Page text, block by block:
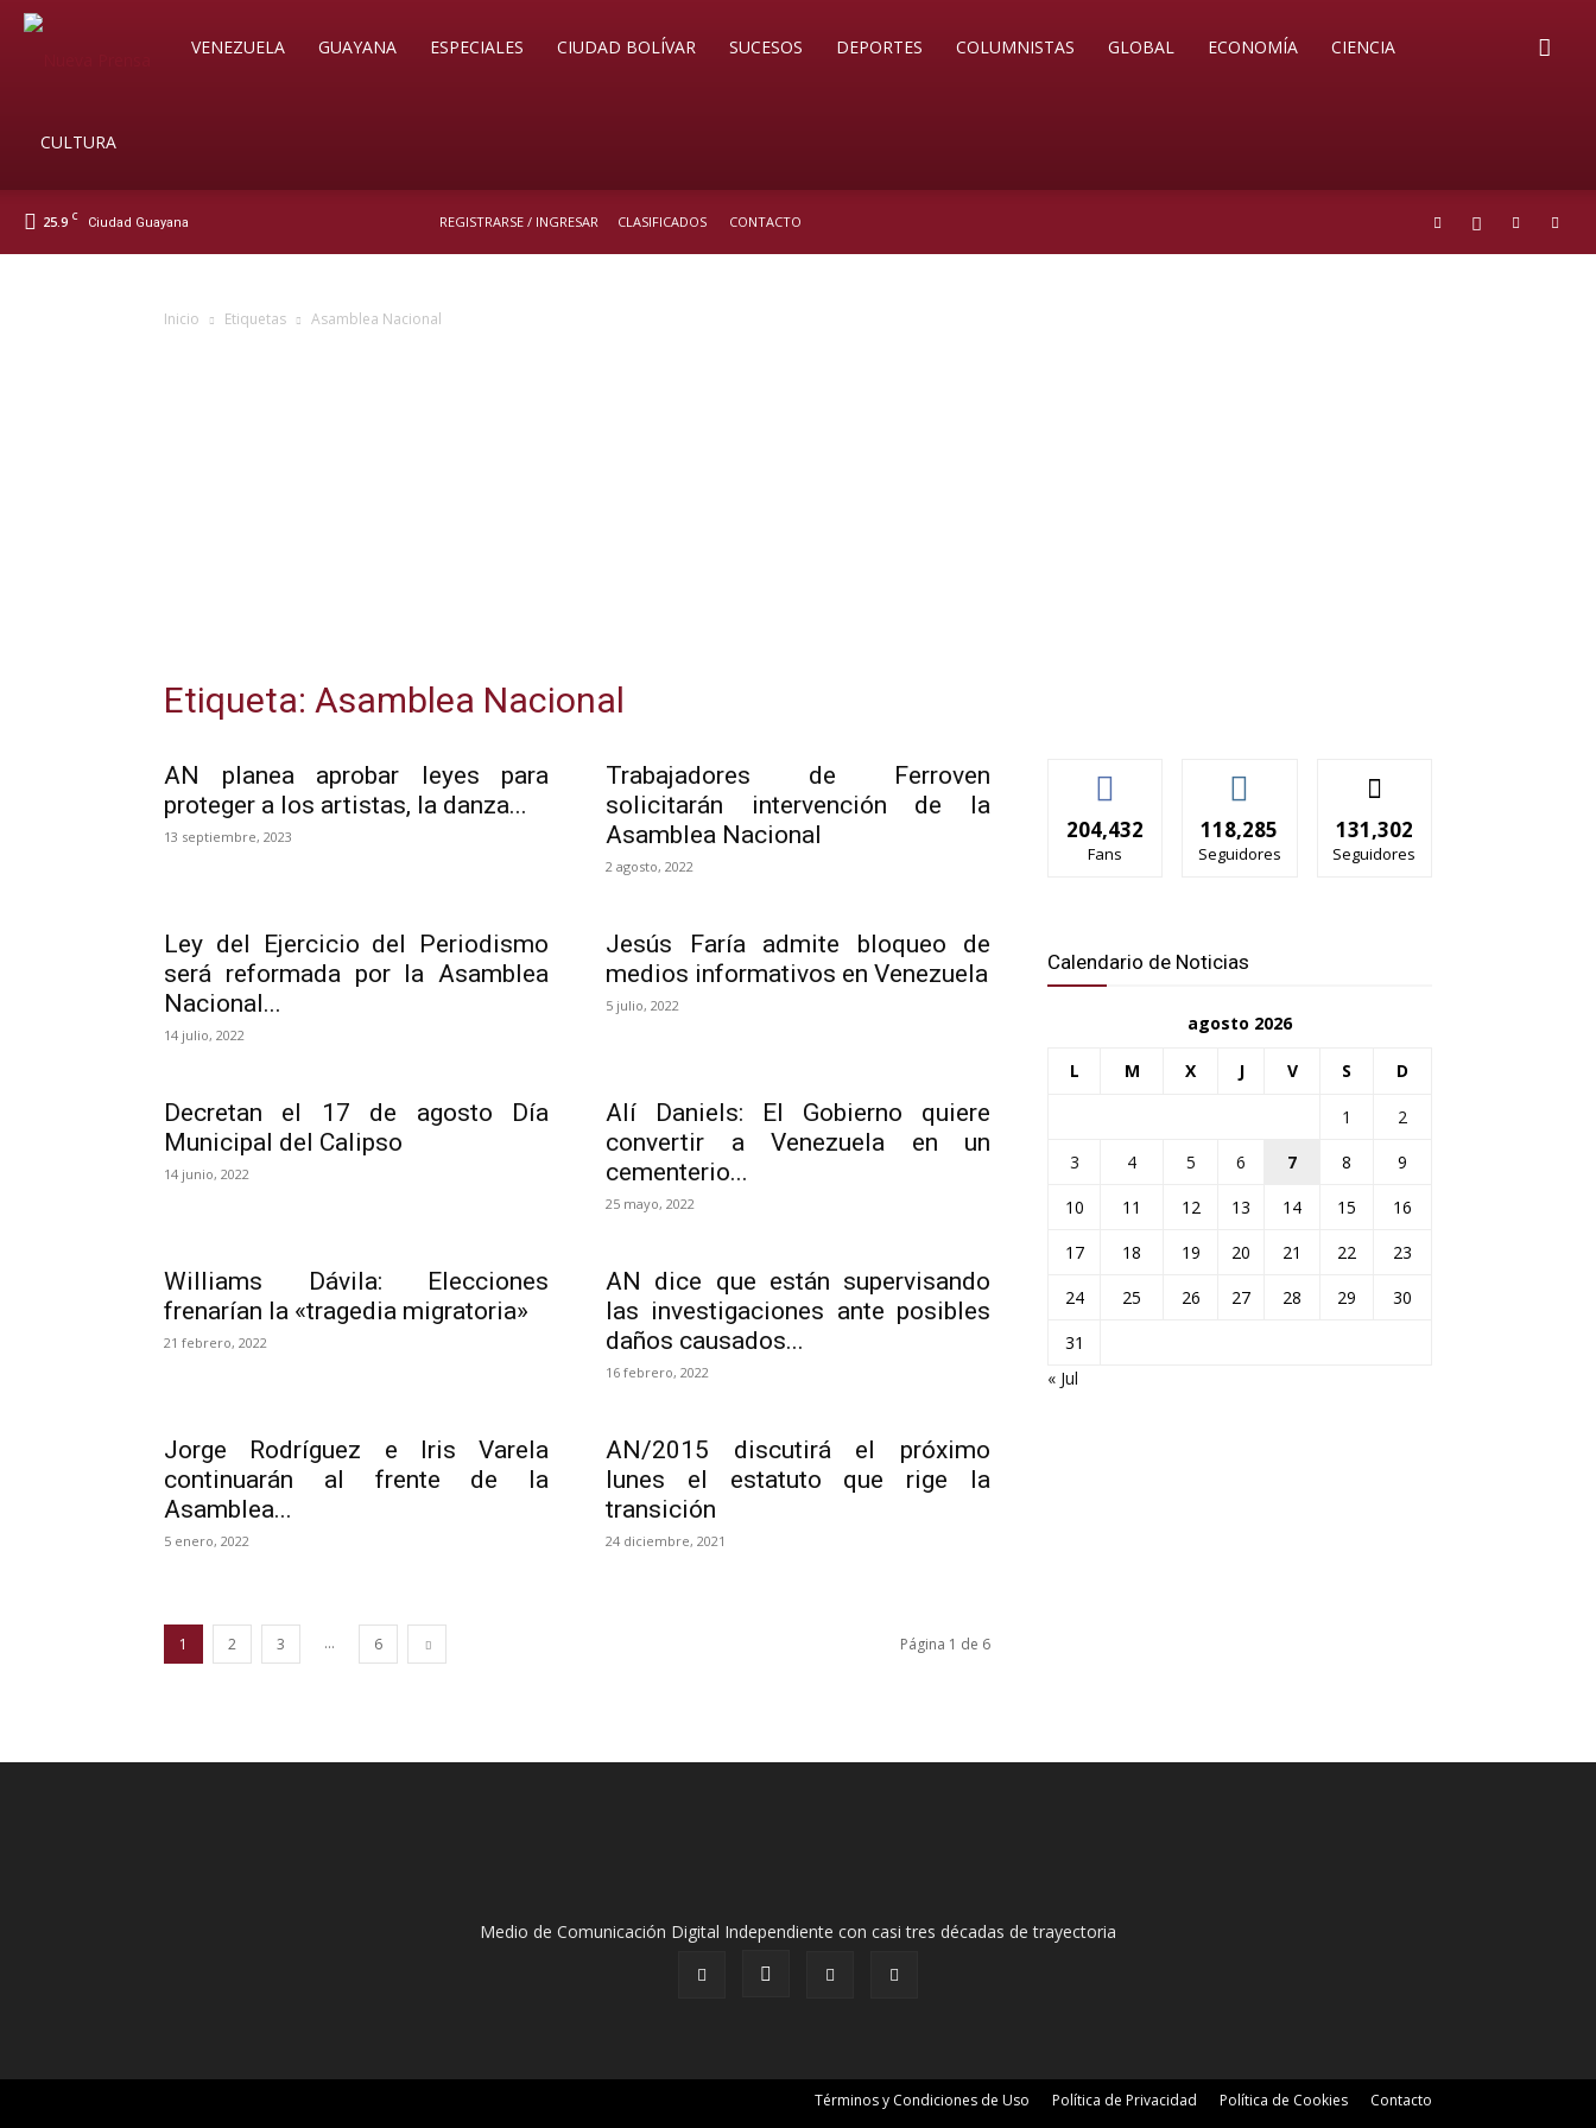
Soy
Digital
VENEZUELA GUAYANA ESPECIALES CIUDAD BOLÍVAR SUCESOS DEPORTES COLUMNISTAS GLOBAL ECONOMÍA CIENCIA
CULTURA
25.9 C Ciudad Guayana REGISTRARSE / INGRESAR CLASIFICADOS CONTACTO
Inicio Etiquetas Asamblea Nacional
Etiqueta: Asamblea Nacional
AN planea aprobar leyes para
proteger a los artistas, la danza...
13 septiembre, 2023
Trabajadores de Ferroven
solicitarán intervención de la
Asamblea Nacional
2 agosto, 2022
Ley del Ejercicio del Periodismo
será reformada por la Asamblea
Nacional...
14 julio, 2022
Jesús Faría admite bloqueo de
medios informativos en Venezuela
5 julio, 2022
Decretan el 17 de agosto Día
Municipal del Calipso
14 junio, 2022
Alí Daniels: El Gobierno quiere
convertir a Venezuela en un
cementerio...
25 mayo, 2022
Williams Dávila: Elecciones
frenarían la «tragedia migratoria»
21 febrero, 2022
AN dice que están supervisando
las investigaciones ante posibles
daños causados...
16 febrero, 2022
Jorge Rodríguez e Iris Varela
continuarán al frente de la
Asamblea...
5 enero, 2022
AN/2015 discutirá el próximo
lunes el estatuto que rige la
transición
24 diciembre, 2021
1 2 3 ... 6 Página 1 de 6
204,432
Fans
118,285
Seguidores
131,302
Seguidores
Calendario de Noticias
agosto 2026
L M X J V S D
1
2
3
4 5 6 7 8
9
10
11 12 13 14 15
16
17
18 19 20 21 22
23
24
25 26 27 28 29
30
31
« Jul
Medio de Comunicación Digital Independiente con casi tres décadas de trayectoria
Términos y Condiciones de Uso Política de Privacidad Política de Cookies Contacto